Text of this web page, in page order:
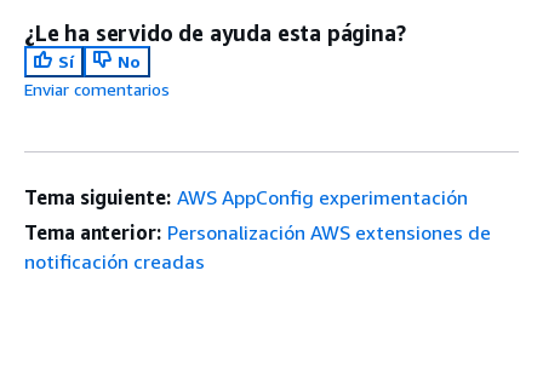
¿Le ha servido de ayuda esta página?
Sí
No
Enviar comentarios
Tema siguiente: AWS AppConfig experimentación
Tema anterior: Personalización AWS extensiones de
notificación creadas